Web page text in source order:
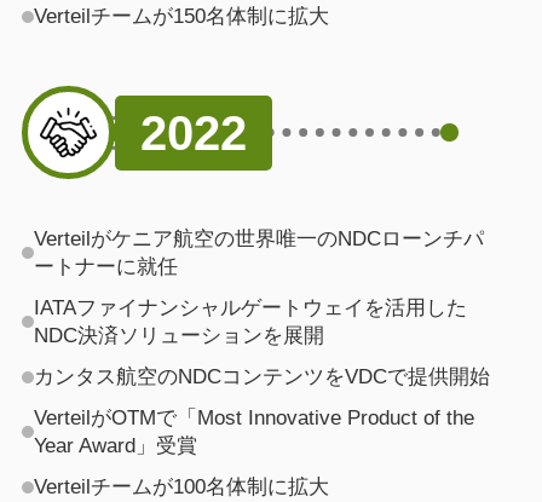
Verteilチームが150名体制に拡大
2022
Verteilがケニア航空の世界唯一のNDCローンチパ
ートナーに就任
IATAファイナンシャルゲートウェイを活用した
NDC決済ソリューションを展開
カンタス航空のNDCコンテンツをVDCで提供開始
VerteilがOTMで「Most Innovative Product of the
Year Award」受賞
Verteilチームが100名体制に拡大